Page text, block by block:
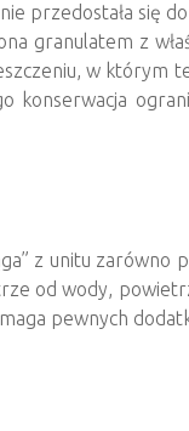
przedostała się
granulatem z
w którym
z unitu zarówno
od wody,
pewnych